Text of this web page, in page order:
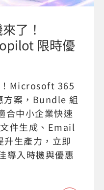
了！
限時優
Microsoft 365
案，Bundle 組
合中小企業快速
件生成、Email
升生產力，立即
導入時機與優惠